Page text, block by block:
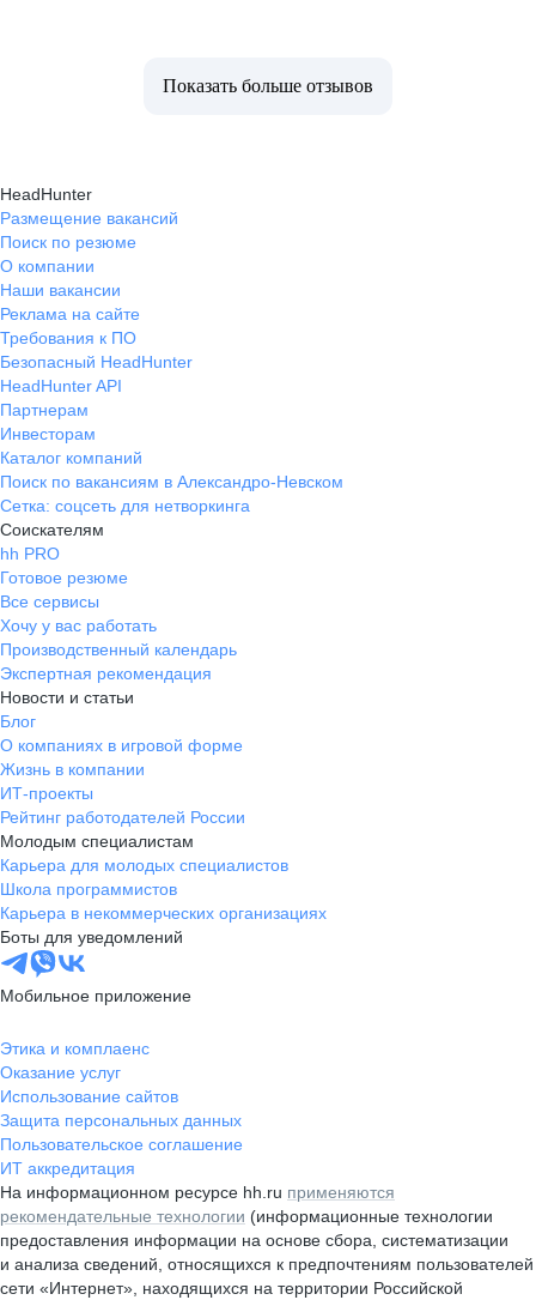
Показать больше отзывов
HeadHunter
Размещение вакансий
Поиск по резюме
О компании
Наши вакансии
Реклама на сайте
Требования к ПО
Безопасный HeadHunter
HeadHunter API
Партнерам
Инвесторам
Каталог компаний
Поиск по вакансиям в Александро-Невском
Сетка: соцсеть для нетворкинга
Соискателям
hh PRO
Готовое резюме
Все сервисы
Хочу у вас работать
Производственный календарь
Экспертная рекомендация
Новости и статьи
Блог
О компаниях в игровой форме
Жизнь в компании
ИТ-проекты
Рейтинг работодателей России
Молодым специалистам
Карьера для молодых специалистов
Школа программистов
Карьера в некоммерческих организациях
Боты для уведомлений
Мобильное приложение
Этика и комплаенс
Оказание услуг
Использование сайтов
Защита персональных данных
Пользовательское соглашение
ИТ аккредитация
На информационном ресурсе hh.ru применяются
рекомендательные технологии (информационные технологии
предоставления информации на основе сбора, систематизации
и анализа сведений, относящихся к предпочтениям пользователей
сети «Интернет», находящихся на территории Российской